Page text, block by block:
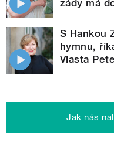
zády má
S Hankou
hymnu,
Vlasta
Jak nás